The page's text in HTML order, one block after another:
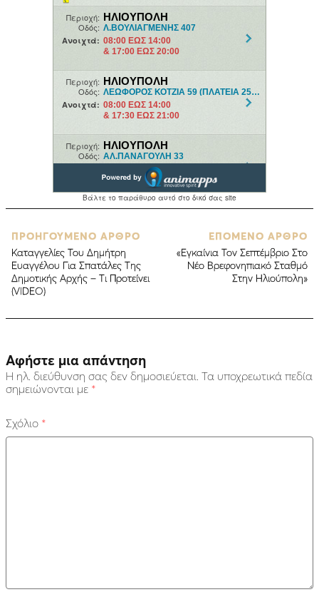
ΠΡΟΗΓΟΥΜΕΝΟ ΑΡΘΡΟ
Καταγγελίες Του Δημήτρη
Ευαγγέλου Για Σπατάλες Της
Δημοτικής Αρχής – Τι Προτείνει
(VIDEO)
ΕΠΟΜΕΝΟ ΑΡΘΡΟ
«Εγκαίνια Τον Σεπτέμβριο Στο
Νέο Βρεφονηπιακό Σταθμό
Στην Ηλιούπολη»
Αφήστε μια απάντηση
Η ηλ. διεύθυνση σας δεν δημοσιεύεται. Τα υποχρεωτικά πεδία
σημειώνονται με *
Σχόλιο *